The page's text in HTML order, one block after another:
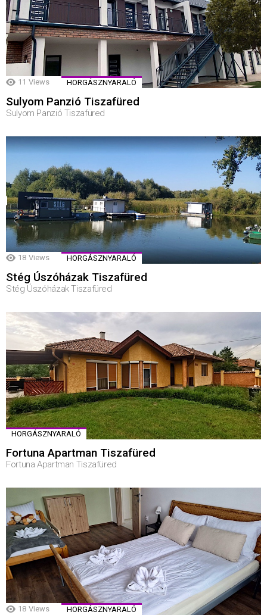
11 Views HORGÁSZNYARALÓ
Sulyom Panzió Tiszafüred
Sulyom Panzió Tiszafüred
18 Views HORGÁSZNYARALÓ
Stég Úszóházak Tiszafüred
Stég Úszóházak Tiszafüred
HORGÁSZNYARALÓ
Fortuna Apartman Tiszafüred
Fortuna Apartman Tiszafüred
18 Views HORGÁSZNYARALÓ